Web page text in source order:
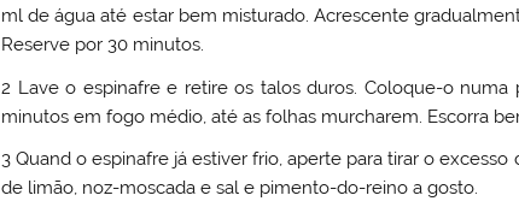
ml de água até estar bem misturado. Acrescente
Reserve por 30 minutos.
2 Lave o espinafre e retire os talos duros. Coloque-o
minutos em fogo médio, até as folhas murcharem. Escorra
3 Quand o espinafre já estiver frio, aperte para tirar o
de limão, noz-moscada e sal e pimento-do-reino a gosto.